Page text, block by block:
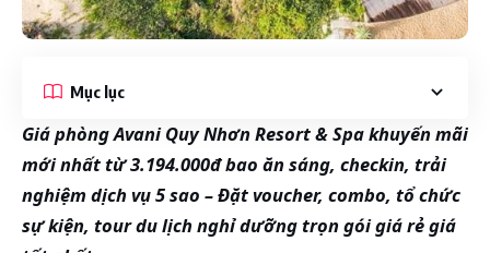
Mục lục
Giá phòng Avani Quy Nhơn Resort & Spa khuyến mãi
mới nhất từ 3.194.000đ bao ăn sáng, checkin, trải
nghiệm dịch vụ 5 sao – Đặt voucher, combo, tổ chức
sự kiện, tour du lịch nghỉ dưỡng trọn gói giá rẻ giá